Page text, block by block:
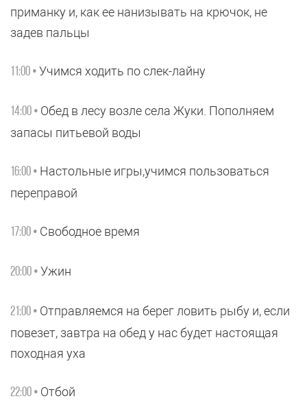
приманку и, как ее нанизывать на крючок, не
задев пальцы
11:00 • Учимся ходить по слек-лайну
14:00 • Обед в лесу возле села Жуки. Пополняем
запасы питьевой воды
16:00 • Настольные игры,учимся пользоваться
переправой
17:00 • Свободное время
20:00 • Ужин
21:00 • Отправляемся на берег ловить рыбу и, если
повезет, завтра на обед у нас будет настоящая
походная уха
22:00 • Отбой